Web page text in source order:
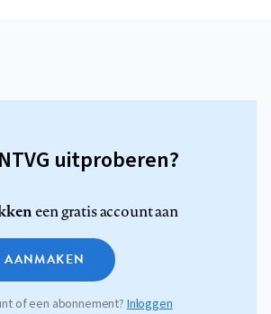
uitproberen?
een gratis account aan
of een abonnement? Inloggen